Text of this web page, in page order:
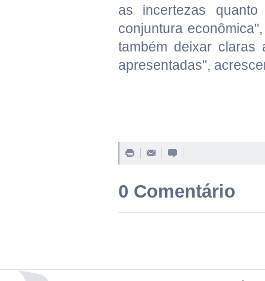
as incertezas
conjuntura
também deixar claras
apresentadas",
0 Comentário